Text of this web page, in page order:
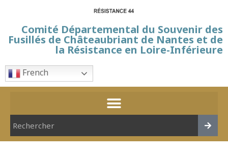
Comité Départemental du Souvenir des
Fusillés de Châteaubriant de Nantes et de
la Résistance en Loire-Inférieure
French